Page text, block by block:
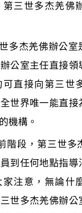
三世多杰羌佛
多杰羌佛辦公室
公室主任直接領
可直接向第三世
世界唯一能直接
機構。
階段，第三世多
到任何地點指導
家注意，無論什
世多杰羌佛辦公